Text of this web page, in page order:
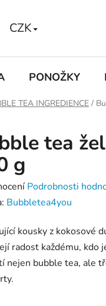
CZK
PONOŽKY
TEA INGREDIENCE /
tea
g
Podrobnosti
Bubbletea4you
kousky z kokosové
radost každému, kdo
nejen bubble tea, ale